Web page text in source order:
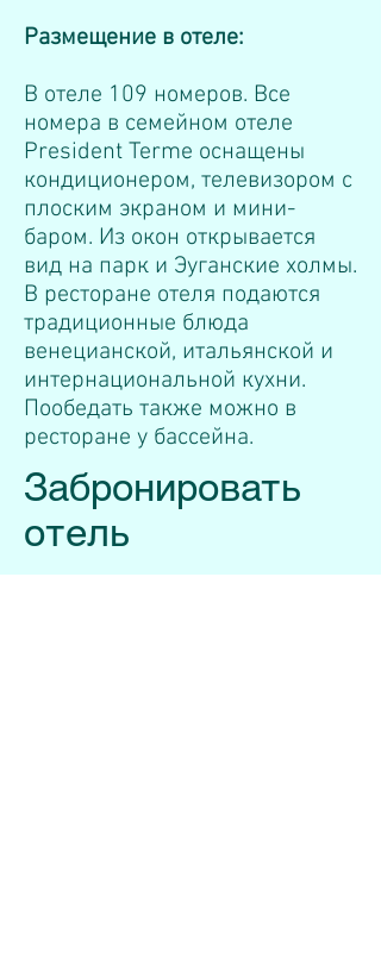
Размещение в отеле:
В отеле 109 номеров. Все
номера в семейном отеле
President Terme оснащены
кондиционером, телевизором с
плоским экраном и мини-
баром. Из окон открывается
вид на парк и Эуганские холмы.
В ресторане отеля подаются
традиционные блюда
венецианской, итальянской и
интернациональной кухни.
Пообедать также можно в
ресторане у бассейна.
Забронировать
отель